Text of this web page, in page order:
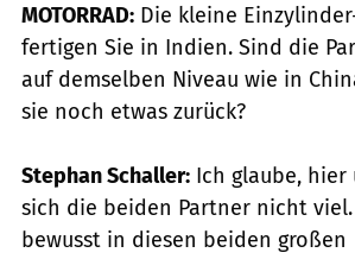
MOTORRAD: Die kleine
fertigen Sie in Indien. Sind die
auf demselben Niveau wie in
sie noch etwas zurück?
Stephan Schaller: Ich glaube,
sich die beiden Partner nicht
bewusst in diesen beiden großen